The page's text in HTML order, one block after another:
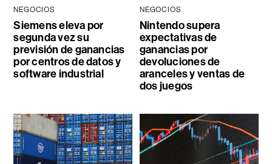
NEGOCIOS
Siemens eleva por
segunda vez su
previsión de ganancias
por centros de datos y
software industrial
NEGOCIOS
Nintendo supera
expectativas de
ganancias por
devoluciones de
aranceles y ventas de
dos juegos